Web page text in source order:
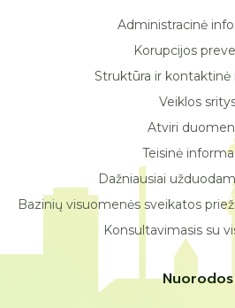
Administracinė
Korupcijos
Struktūra ir kontaktinė
Veiklos
Atviri
Teisinė
Dažniausiai
Bazinių visuomenės sveikatos
Konsultavimasis su
Nuorodos